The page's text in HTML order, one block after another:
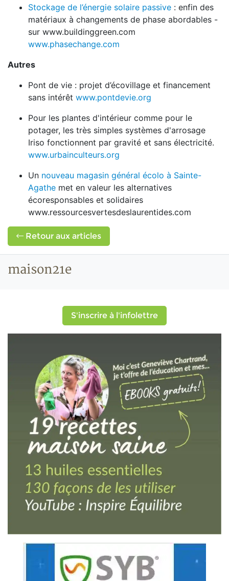
Stockage de l’énergie solaire passive : enfin des
matériaux à changements de phase abordables -
sur www.buildinggreen.com
www.phasechange.com
Autres
Pont de vie : projet d’écovillage et financement
sans intérêt www.pontdevie.org
Pour les plantes d'intérieur comme pour le
potager, les très simples systèmes d'arrosage
Iriso fonctionnent par gravité et sans électricité.
www.urbainculteurs.org
Un nouveau magasin général écolo à Sainte-
Agathe met en valeur les alternatives
écoresponsables et solidaires
www.ressourcesvertesdeslaurentides.com
Retour aux articles
maison21e
S'inscrire à l'infolettre